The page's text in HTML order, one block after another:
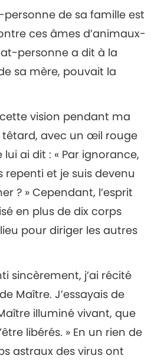
de sa famille est
ces âmes d’animaux-
personne a dit à la
sa mère, pouvait la
vision pendant ma
têtard, avec un œil rouge
ai dit : « Par ignorance,
repenti et je suis devenu
? » Cependant, l’esprit
en plus de dix corps
pour diriger les autres
sincèrement, j’ai récité
Maître. J’essayais de
illuminé vivant, que
libérés. » En un rien de
astraux des virus ont